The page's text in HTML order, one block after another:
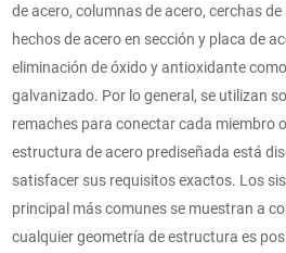
de acero, columnas de acero, cerchas
hechos de acero en sección y placa de
eliminación de óxido y antioxidante
galvanizado. Por lo general, se utilizan
remaches para conectar cada miembro
estructura de acero prediseñada está
satisfacer sus requisitos exactos. Los
principal más comunes se muestran a
cualquier geometría de estructura es